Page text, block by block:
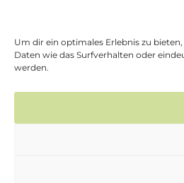
Um dir ein optimales Erlebnis zu
Daten wie das Surfverhalten oder
werden.